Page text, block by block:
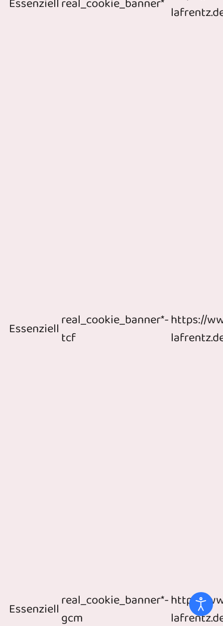
Essenziellreal_cookie_banner*-
tcf
https://
Essenziellreal_cookie_banner*-
gcm
https://